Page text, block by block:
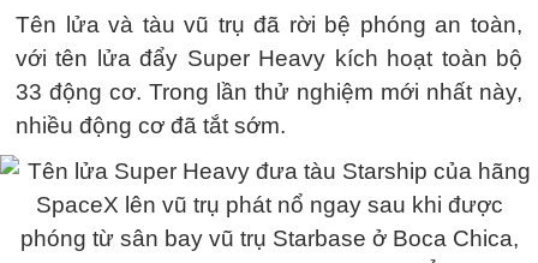
Tên lửa và tàu vũ trụ đã rời bệ phóng an toàn,
với tên lửa đẩy Super Heavy kích hoạt toàn bộ
33 động cơ. Trong lần thử nghiệm mới nhất này,
nhiều động cơ đã tắt sớm.